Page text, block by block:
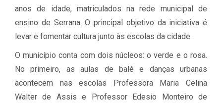
anos de idade, matriculados na rede municipal de
ensino de Serrana. O principal objetivo da iniciativa é
levar e fomentar cultura junto às escolas da cidade.
O município conta com dois núcleos: o verde e o rosa.
No primeiro, as aulas de balé e danças urbanas
acontecem nas escolas Professora Maria Celina
Walter de Assis e Professor Edesio Monteiro de